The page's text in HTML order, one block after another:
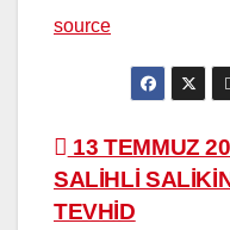
source
Yazı
13 TEMMUZ
SALİHLİ
TEVHİD